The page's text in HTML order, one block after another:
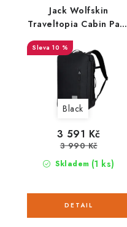
Jack Wolfskin
Traveltopia Cabin Pack
30l
10 %
Black
Skladem (1 ks)
3 591 Kč
3 990 Kč